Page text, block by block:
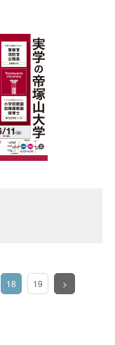
18
（このページ）
19 >